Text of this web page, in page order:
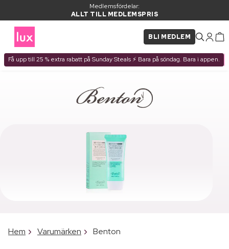
Medlemsfördelar:
ALLT TILL MEDLEMSPRIS
BLI MEDLEM
Få upp till 25 % extra rabatt på Sunday Steals ⚡ Bara på söndag. Bara i appen.
Hem Varumärken Benton